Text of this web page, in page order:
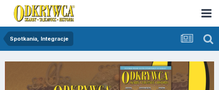
Spotkania, Integracje